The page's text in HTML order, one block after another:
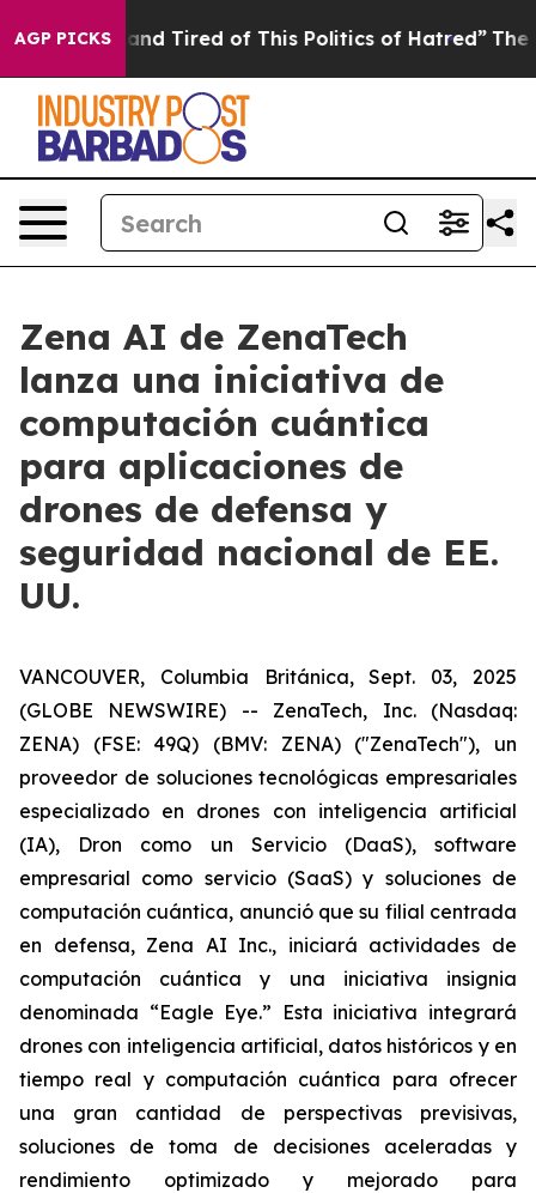
AGP PICKS
Sick and Tired of This Politics of Hatred” The Story
Zena AI de ZenaTech
lanza una iniciativa de
computación cuántica
para aplicaciones de
drones de defensa y
seguridad nacional de EE.
UU.
VANCOUVER, Columbia Británica, Sept. 03, 2025
(GLOBE NEWSWIRE) -- ZenaTech, Inc. (Nasdaq:
ZENA) (FSE: 49Q) (BMV: ZENA) ("ZenaTech"), un
proveedor de soluciones tecnológicas empresariales
especializado en drones con inteligencia artificial
(IA), Dron como un Servicio (DaaS), software
empresarial como servicio (SaaS) y soluciones de
computación cuántica, anunció que su filial centrada
en defensa, Zena AI Inc., iniciará actividades de
computación cuántica y una iniciativa insignia
denominada “Eagle Eye.” Esta iniciativa integrará
drones con inteligencia artificial, datos históricos y en
tiempo real y computación cuántica para ofrecer
una gran cantidad de perspectivas previsivas,
soluciones de toma de decisiones aceleradas y
rendimiento optimizado y mejorado para